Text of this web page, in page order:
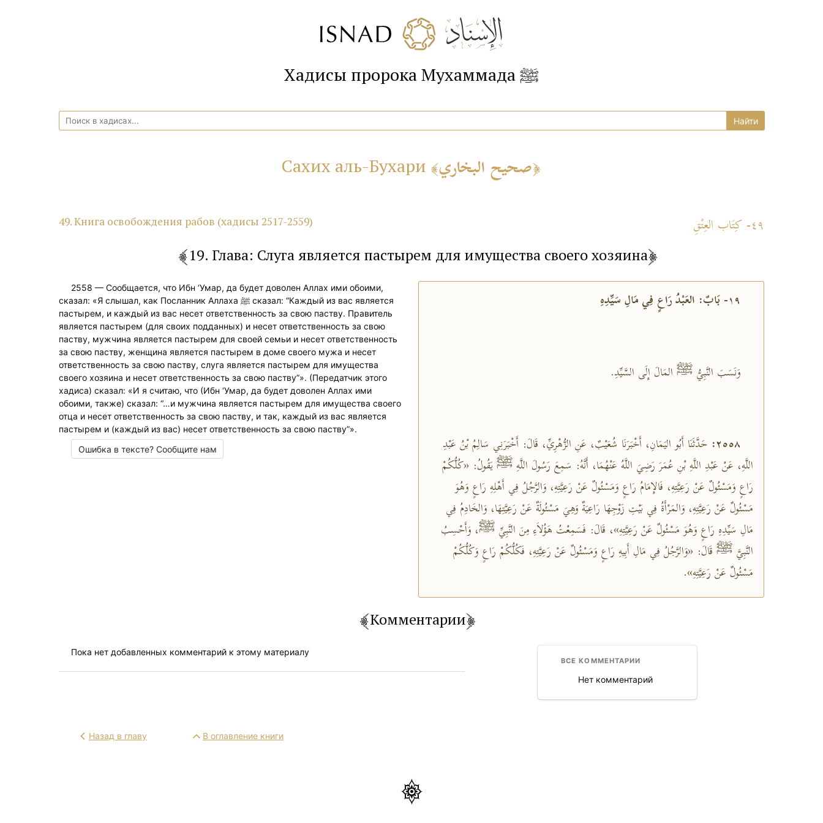
Хадисы пророка Мухаммада ﷺ
Сахих аль-Бухари صحيح البخاري
49. Книга освобождения рабов (хадисы 2517-2559) ٤٩- كِتَاب العِتْقِ
19. Глава: Слуга является пастырем для имущества своего хозяина
2558 — Сообщается, что Ибн ‘Умар, да будет доволен Аллах ими обоими,
сказал: «Я слышал, как Посланник Аллаха ﷺ сказал: “Каждый из вас является
пастырем, и каждый из вас несет ответственность за свою паству. Правитель
является пастырем (для своих подданных) и несет ответственность за свою
паству, мужчина является пастырем для своей семьи и несет ответственность
за свою паству, женщина является пастырем в доме своего мужа и несет
ответственность за свою паству, слуга является пастырем для имущества
своего хозяина и несет ответственность за свою паству”». (Передатчик этого
хадиса) сказал: «И я считаю, что (Ибн ‘Умар, да будет доволен Аллах ими
обоими, также) сказал: “…и мужчина является пастырем для имущества своего
отца и несет ответственность за свою паству, и так, каждый из вас является
пастырем и (каждый из вас) несет ответственность за свою паству”».
Ошибка в тексте? Сообщите нам
١٩- بَابٌ: العَبْدُ رَاعٍ فِي مَالِ سَيِّدِهِ
وَنَسَبَ النَّبِيُّ ﷺ المَالَ إِلَى السَّيِّدِ.
٢٥٥٨: حَدَّثَنَا أَبُو اليَمَانِ، أَخْبَرَنَا شُعَيْبٌ، عَنِ الزُّهْرِيِّ، قَالَ: أَخْبَرَنِي سَالِمُ بْنُ عَبْدِ
اللَّهِ، عَنْ عَبْدِ اللَّهِ بْنِ عُمَرَ رَضِيَ اللَّهُ عَنْهُمَا، أَنَّهُ: سَمِعَ رَسُولَ اللَّهِ ﷺ يَقُولُ: «كُلُّكُمْ
رَاعٍ وَمَسْئُولٌ عَنْ رَعِيَّتِهِ، فَالإِمَامُ رَاعٍ وَمَسْئُولٌ عَنْ رَعِيَّتِهِ، وَالرَّجُلُ فِي أَهْلِهِ رَاعٍ وَهُوَ
مَسْئُولٌ عَنْ رَعِيَّتِهِ، وَالمَرْأَةُ فِي بَيْتِ زَوْجِهَا رَاعِيَةٌ وَهِيَ مَسْئُولَةٌ عَنْ رَعِيَّتِهَا، وَالخَادِمُ فِي
مَالِ سَيِّدِهِ رَاعٍ وَهُوَ مَسْئُولٌ عَنْ رَعِيَّتِهِ»، قَالَ: فَسَمِعْتُ هَؤُلاَءِ مِنَ النَّبِيِّ ﷺ، وَأَحْسِبُ
النَّبِيَّ ﷺ قَالَ: «وَالرَّجُلُ فِي مَالِ أَبِيهِ رَاعٍ وَمَسْئُولٌ عَنْ رَعِيَّتِهِ، فَكُلُّكُمْ رَاعٍ وَكُلُّكُمْ
مَسْئُولٌ عَنْ رَعِيَّتِهِ».
Комментарии
Пока нет добавленных комментарий к этому материалу
ВСЕ КОММЕНТАРИИ
Нет комментарий
Назад в главу В оглавление книги